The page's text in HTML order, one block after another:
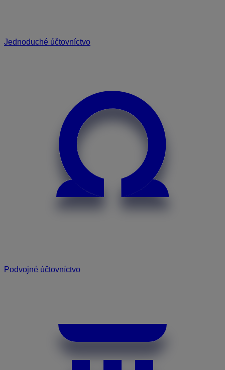
Jednoduché účtovníctvo
Podvojné účtovníctvo